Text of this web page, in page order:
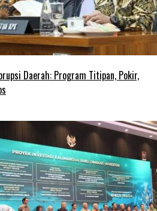
Daerah: Program Titipan, Pokir,